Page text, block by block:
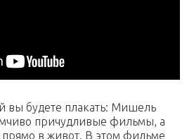
вы будете плакать: Мишель
причудливые фильмы, а
прямо в живот. В этом фильме